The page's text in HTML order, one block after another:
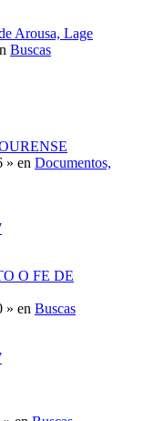
Arousa, Lage
Buscas
» en Documentos,
O FE DE
» en Buscas